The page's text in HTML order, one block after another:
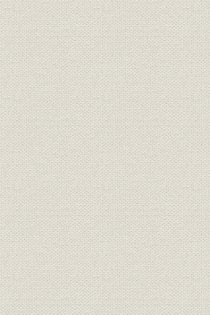
体制の確立
の整備
積極進取」(昭和30年~昭和40年)